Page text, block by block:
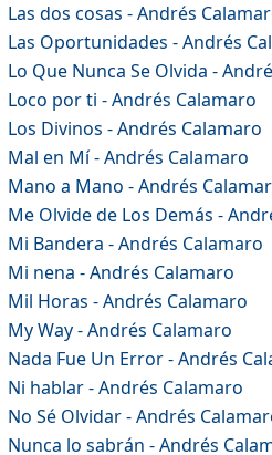
Las dos cosas - Andrés
Las Oportunidades - Andrés
Lo Que Nunca Se Olvida -
Loco por ti - Andrés Calamaro
Los Divinos - Andrés Calamaro
Mal en Mí - Andrés Calamaro
Mano a Mano - Andrés
Me Olvide de Los Demás -
Mi Bandera - Andrés Calamaro
Mi nena - Andrés Calamaro
Mil Horas - Andrés Calamaro
My Way - Andrés Calamaro
Nada Fue Un Error - Andrés
Ni hablar - Andrés Calamaro
No Sé Olvidar - Andrés
Nunca lo sabrán - Andrés